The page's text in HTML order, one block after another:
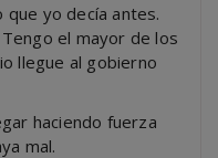
yo decía antes.
el mayor de los
llegue al gobierno
haciendo fuerza
mal.